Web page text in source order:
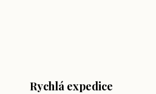
Rychlá expedice